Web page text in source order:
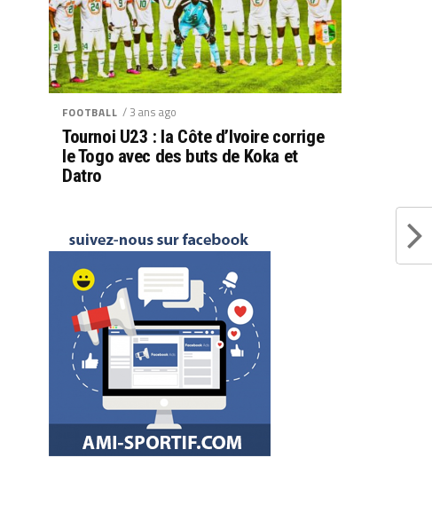
FOOTBALL / 3 ans ago
Tournoi U23 : la Côte d’Ivoire corrige
le Togo avec des buts de Koka et
Datro